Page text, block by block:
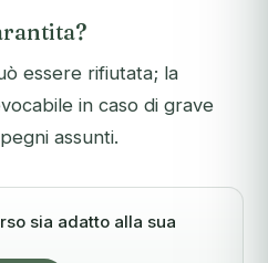
essere rifiutata; la
in caso di grave
assunti.
sia adatto alla sua